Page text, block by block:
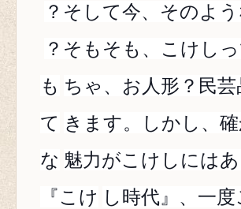
？そして今、そのよ
？そもそも、こけし
も ちゃ、お人形？民
て きます。しかし、
な 魅力がこけしには
『こけ し時代』、一